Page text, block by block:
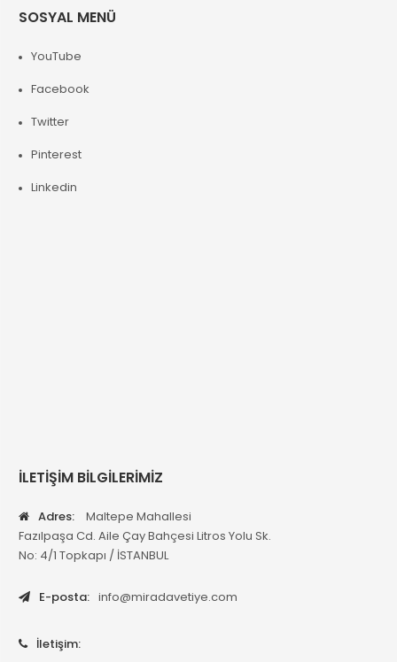
SOSYAL MENÜ
YouTube
Facebook
Twitter
Pinterest
Linkedin
İLETİŞİM BİLGİLERİMİZ
Adres:
Maltepe Mahallesi
Fazılpaşa Cd. Aile Çay Bahçesi Litros Yolu Sk.
No: 4/1 Topkapı / İSTANBUL
E-posta: info@miradavetiye.com
İletişim: